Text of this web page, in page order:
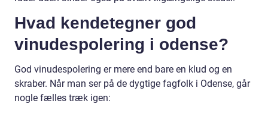
Hvad kendetegner god
vinudespolering i odense?
God vinudespolering er mere end bare en klud og en
skraber. Når man ser på de dygtige fagfolk i Odense, går
nogle fælles træk igen: